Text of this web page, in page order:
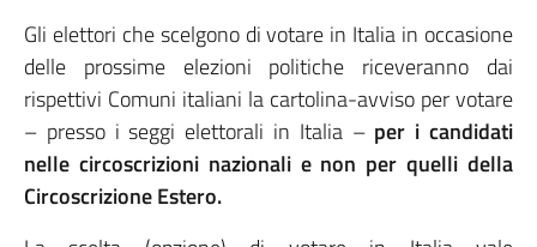
Gli elettori che scelgono di votare in Italia in occasione
delle prossime elezioni politiche riceveranno dai
rispettivi Comuni italiani la cartolina-avviso per votare
– presso i seggi elettorali in Italia –per i candidati
nelle circoscrizioni nazionali e non per quelli della
Circoscrizione Estero.